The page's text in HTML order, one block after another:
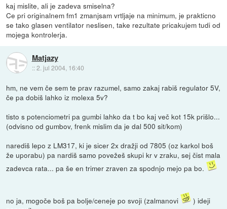
kaj mislite, ali je zadeva smiselna?
Ce pri originalnem fm1 zmanjsam vrtljaje na minimum, je prakticno
se tako glasen ventilator neslisen, take rezultate pricakujem tudi od
mojega kontrolerja.
Matjazy
::2. jul 2004, 16:40
hm, ne vem če sem te prav razumel, samo zakaj rabiš regulator 5V,
če pa dobiš lahko iz molexa 5v?
tisto s potenciometri pa gumbi lahko da t bo kaj več kot 15k prišlo...
(odvisno od gumbov, frenk mislim da je dal 500 sit/kom)
narediš lepo z LM317, ki je sicer 2x dražji od 7805 (oz karkol boš
že uporabu) pa nardiš samo povežeš skupi kr v zraku, sej čist mala
zadevca rata... pa še en trimer zraven za spodnjo mejo pa bo.
no ja, mogoče boš pa bolje/ceneje po svoji (zalmanovi
) ideji